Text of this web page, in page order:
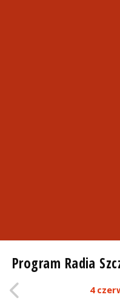
Program Radia
4